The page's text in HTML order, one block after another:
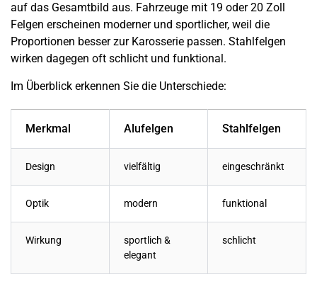
auf das Gesamtbild aus. Fahrzeuge mit 19 oder 20 Zoll
Felgen erscheinen moderner und sportlicher, weil die
Proportionen besser zur Karosserie passen. Stahlfelgen
wirken dagegen oft schlicht und funktional.
Im Überblick erkennen Sie die Unterschiede:
Merkmal Alufelgen Stahlfelgen
Design vielfältig eingeschränkt
Optik modern funktional
Wirkung
sportlich &
elegant
schlicht